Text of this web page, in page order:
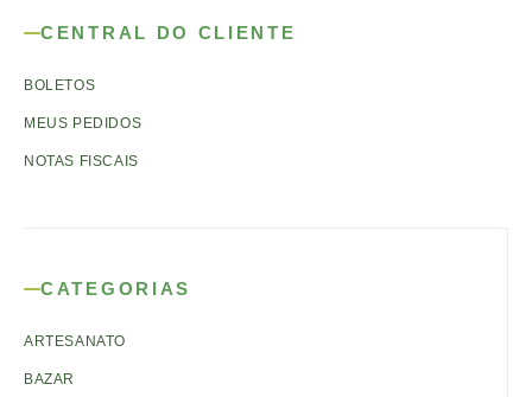
CENTRAL DO CLIENTE
BOLETOS
MEUS PEDIDOS
NOTAS FISCAIS
CATEGORIAS
ARTESANATO
BAZAR